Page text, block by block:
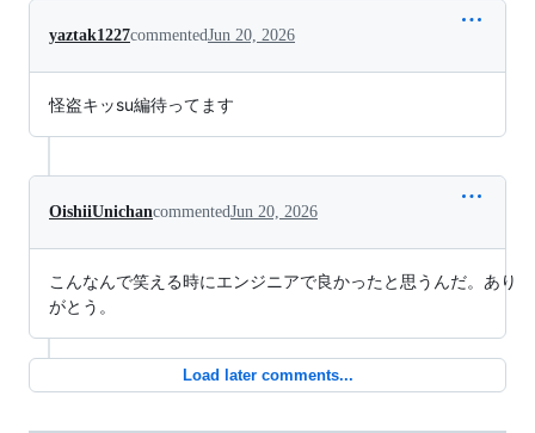
yaztak1227commentedJun 20, 2026
怪盗キッsu編待ってます
OishiiUnichancommentedJun 20, 2026
こんなんで笑える時にエンジニアで良かったと思うんだ。あり
がとう。
Load later comments...